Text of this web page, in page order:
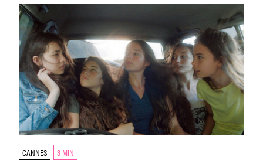
CANNES 3 MIN